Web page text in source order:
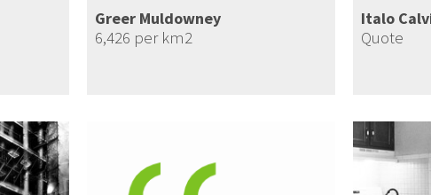
Greer Muldowney
6,426 per km2
Italo
Quote